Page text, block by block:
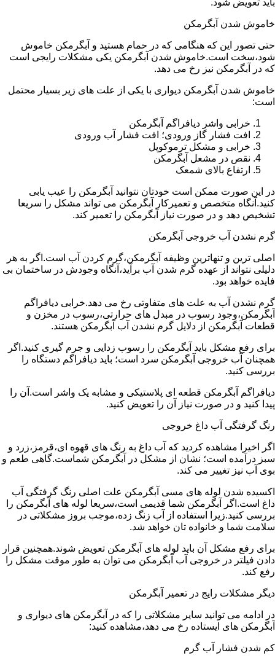
باید تعویض شود.
خاموش شدن آبگرمکن
حتی تصور این که هنگامی که در حمام هستید و آبگرمکن خاموش
شود،سخت است.خاموش شدن آبگرمکن یکی مشکلات رایجی است
که در آبگرمکن نیز رخ می دهد.
خاموش شدن آبگرمکن دیواری با یکی از علت های زیر بسیار محتمل
است:
خرابی واشر دیافراگم آبگرمکن
افت فشار گاز ورودی؛ افت فشار آب ورودی
خرابی و مشکل ترموکوپل
نقص در مشعل آبگرمکن
ارتفاع بالای شمعک
در این صورت ممکن است خودتان نتوانید آبگرمکن را عیب یابی
کنید.آنگاه متخصص و تعمیرکار آبگرمکن می تواند مشکل را سریعا
تشخیص دهد و در صورت نیاز آبگرمکن را تعمیر کند.
گرم نشدن آب خروجی آبگرمکن
اصلی ترین و تنهاترین وظیفه آبگرمکن،گرم کردن آب است.اگر به هر
دلیلی نتواند از عهده گرم شدن آب برآید،آنگاه وجودش در ساختمان بی
فایده خواهد بود.
گرم نشدن آب به علت های متفاوتی رخ می دهد.خرابی دیافراگم
آبگرمکن،وجود رسوب در مبدل های حرارتی،رسوب در مخزن و
قطعات آبگرمکن از دلایل گرم نشدن آب آبگرمکن هستند.
برای رفع مشکل باید آبگرمکن را رسوب زدایی و جرم گیری کنید.اگر
همچنان آب خروجی آبگرمکن سرد است؛ باید دیافراگم دستگاه را
بررسی کنید.
دیافراگم آبگرمکن قطعه ای پلاستیکی و مشابه یک واشر است.آن را
پیدا کنید و در صورت نیاز آن را تعویض کنید.
رنگ گرفتگی آب داغ خروجی
اگر اخیرا مشاهده کردید که آب داغ به رنگ های قهوه ای،قرمز،زرد و
سبز درآمده است؛ نشان از مشکل در آبگرمکن شماست.گاهی طعم و
بوی آب نیز تغییر می کند.
اکسیده شدن لوله های مسی آبگرمکن علت اصلی رنگ گرفتگی آب
داغ است.اگر آبگرمکن شما قدیمی است،سریعا لوله های آبگرمکن را
بررسی کنید.زیرا استفاده از آب زنگ زده،موجب بروز مشکلاتی در
سلامت شما و خانواده تان خواهد شد.
برای رفع مشکل آن باید لوله های آبگرمکن تعویض شوند.همچنین قرار
دادن فیلتر در خروجی آب آبگرمکن می توان به طور موقت مشکل را
رفع کند.
دیگر مشکلات رایج در تعمیر آبگرمکن
در ادامه می توانید سایر مشکلاتی را که در آبگرمکن های دیواری و
آبگرمکن های ایستاده رخ می دهد،مشاهده کنید:
کم شدن فشار آب گرم